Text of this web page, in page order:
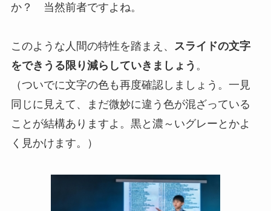
か？ 当然前者ですよね。
このような人間の特性を踏まえ、
スライドの文字
をできうる限り減らしていきましょう 。
（ついでに文字の色も再度確認しましょう。一見
同じに見えて、まだ微妙に違う色が混ざっている
ことが結構ありますよ。黒と濃～いグレーとかよ
く見かけます。）